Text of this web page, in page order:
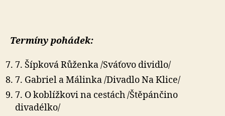
Termíny pohádek:
7. Šípková Růženka /Sváťovo dividlo/
7. Gabriel a Málinka /Divadlo Na Klice/
7. O koblížkovi na cestách /Štěpánčino
divadélko/